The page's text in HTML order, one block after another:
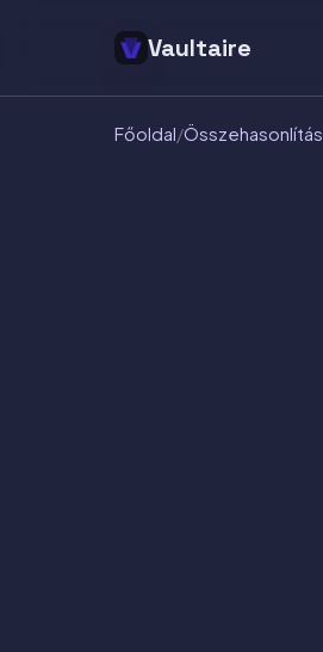
Vaultaire
Főoldal/Összehasonlítás